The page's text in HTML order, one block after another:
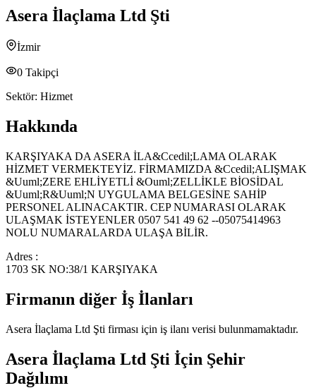
Asera İlaçlama Ltd Şti
İzmir
0 Takipçi
Sektör: Hizmet
Hakkında
KARŞIYAKA DA ASERA İLA&Ccedil;LAMA OLARAK
HİZMET VERMEKTEYİZ. FİRMAMIZDA &Ccedil;ALIŞMAK
&Uuml;ZERE EHLİYETLİ &Ouml;ZELLİKLE BİOSİDAL
&Uuml;R&Uuml;N UYGULAMA BELGESİNE SAHİP
PERSONEL ALINACAKTIR. CEP NUMARASI OLARAK
ULAŞMAK İSTEYENLER 0507 541 49 62 --05075414963
NOLU NUMARALARDA ULAŞA BİLİR.
Adres :
1703 SK NO:38/1 KARŞIYAKA
Firmanın diğer İş İlanları
Asera İlaçlama Ltd Şti firması için iş ilanı verisi bulunmamaktadır.
Asera İlaçlama Ltd Şti İçin Şehir
Dağılımı